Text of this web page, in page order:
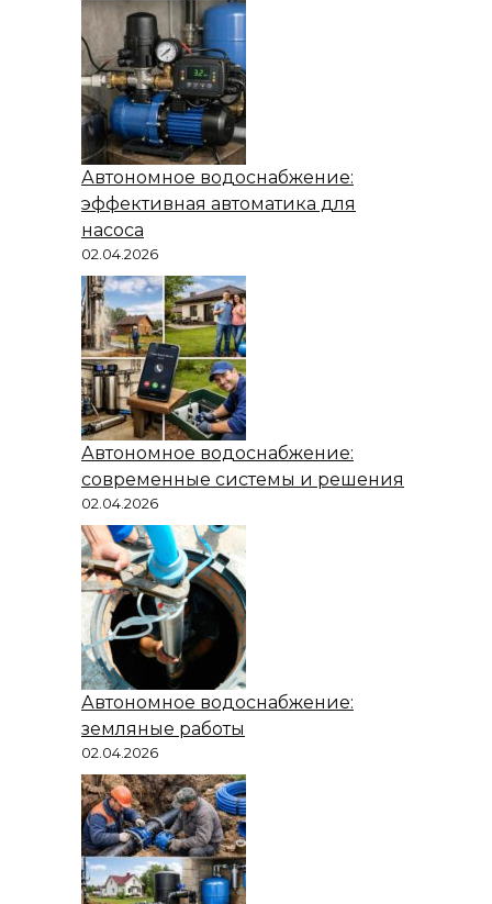
Автономное водоснабжение:
эффективная автоматика для
насоса
02.04.2026
Автономное водоснабжение:
современные системы и решения
02.04.2026
Автономное водоснабжение:
земляные работы
02.04.2026